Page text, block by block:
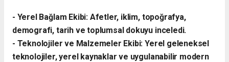
- ​Yerel Bağlam Ekibi: Afetler, iklim, topoğrafya,
demografi, tarih ve toplumsal dokuyu inceledi.
- ​Teknolojiler ve Malzemeler Ekibi: Yerel geleneksel
teknolojiler, yerel kaynaklar ve uygulanabilir modern